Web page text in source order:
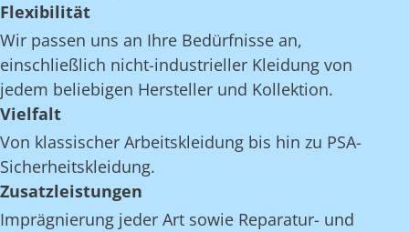
Flexibilität
Wir passen uns an Ihre Bedürfnisse an,
einschließlich nicht-industrieller Kleidung von
jedem beliebigen Hersteller und Kollektion.
Vielfalt
Von klassischer Arbeitskleidung bis hin zu PSA-
Sicherheitskleidung.
Zusatzleistungen
Imprägnierung jeder Art sowie Reparatur- und